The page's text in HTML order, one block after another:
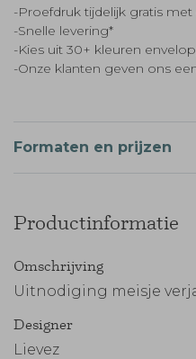
-Proefdruk tijdelijk gratis
-Snelle levering*
-Kies uit 30+ kleuren
-Onze klanten geven ons
Formaten en prijzen
Productinformatie
Omschrijving
Uitnodiging meisje
Designer
Lievez